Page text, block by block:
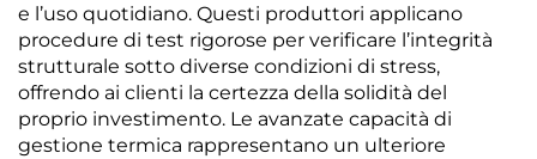
e l’uso quotidiano. Questi produttori applicano
procedure di test rigorose per verificare l’integrità
strutturale sotto diverse condizioni di stress,
offrendo ai clienti la certezza della solidità del
proprio investimento. Le avanzate capacità di
gestione termica rappresentano un ulteriore